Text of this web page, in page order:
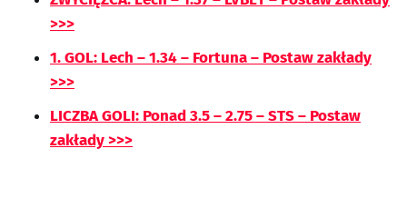
>>>
1. GOL: Lech – 1.34 – Fortuna – Postaw zakłady
>>>
LICZBA GOLI: Ponad 3.5 – 2.75 – STS – Postaw
zakłady >>>